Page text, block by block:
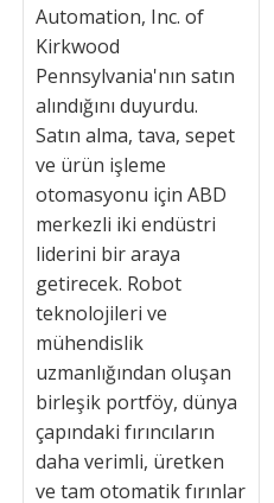
Automation, Inc. of
Kirkwood
Pennsylvania'nın satın
alındığını duyurdu.
Satın alma, tava, sepet
ve ürün işleme
otomasyonu için ABD
merkezli iki endüstri
liderini bir araya
getirecek. Robot
teknolojileri ve
mühendislik
uzmanlığından oluşan
birleşik portföy, dünya
çapındaki fırıncıların
daha verimli, üretken
ve tam otomatik fırınlar